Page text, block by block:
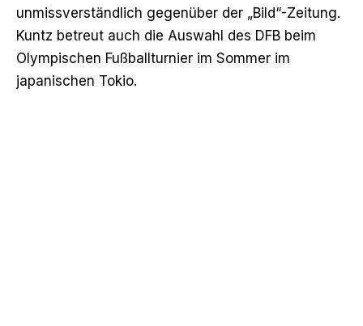
unmissverständlich gegenüber der „Bild“-Zeitung.
Kuntz betreut auch die Auswahl des DFB beim
Olympischen Fußballturnier im Sommer im
japanischen Tokio.